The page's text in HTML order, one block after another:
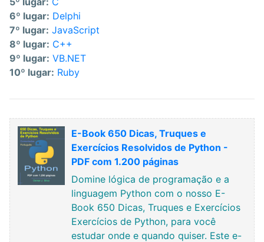
6º lugar: Delphi
7º lugar: JavaScript
8º lugar: C++
9º lugar: VB.NET
10º lugar: Ruby
E-Book 650 Dicas, Truques e
Exercícios Resolvidos de Python -
PDF com 1.200 páginas
Domine lógica de programação e a
linguagem Python com o nosso E-
Book 650 Dicas, Truques e Exercícios
Exercícios de Python, para você
estudar onde e quando quiser. Este e-